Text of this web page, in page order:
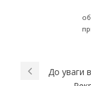
До уваги